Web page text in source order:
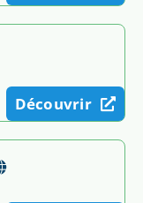
Découvrir